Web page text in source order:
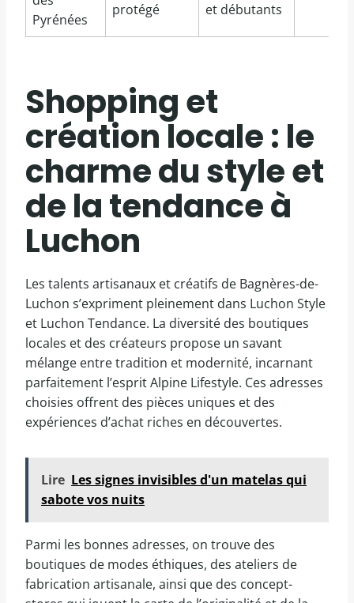
Pyrénées
protégé et débutants
Shopping et
création locale : le
charme du style et
de la tendance à
Luchon
Les talents artisanaux et créatifs de Bagnères-de-
Luchon s’expriment pleinement dans Luchon Style
et Luchon Tendance. La diversité des boutiques
locales et des créateurs propose un savant
mélange entre tradition et modernité, incarnant
parfaitement l’esprit Alpine Lifestyle. Ces adresses
choisies offrent des pièces uniques et des
expériences d’achat riches en découvertes.
Lire Les signes invisibles d'un matelas qui
sabote vos nuits
Parmi les bonnes adresses, on trouve des
boutiques de modes éthiques, des ateliers de
fabrication artisanale, ainsi que des concept-